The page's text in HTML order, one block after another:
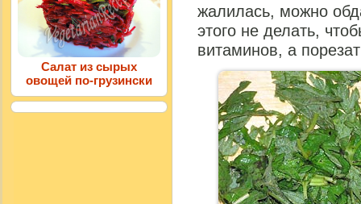
жалилась, можно
этого не делать,
витаминов, а
Салат из сырых
овощей по-грузински